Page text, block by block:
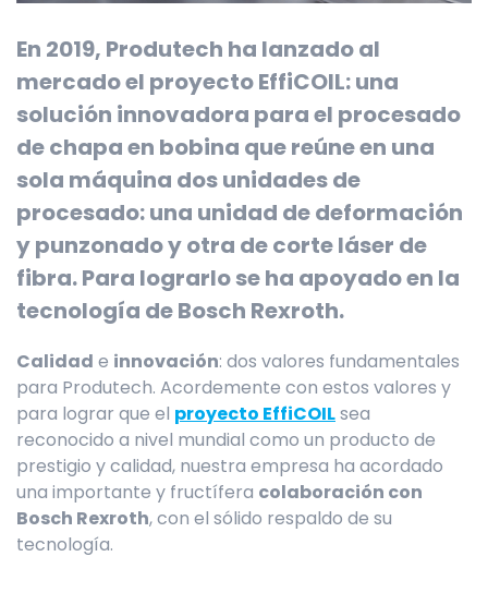
En 2019, Produtech ha lanzado al
mercado el proyecto EffiCOIL: una
solución innovadora para el procesado
de chapa en bobina que reúne en una
sola máquina dos unidades de
procesado: una unidad de deformación
y punzonado y otra de corte láser de
fibra. Para lograrlo se ha apoyado en la
tecnología de Bosch Rexroth.
Calidad e innovación: dos valores fundamentales
para Produtech. Acordemente con estos valores y
para lograr que el proyecto EffiCOILsea
reconocido a nivel mundial como un producto de
prestigio y calidad, nuestra empresa ha acordado
una importante y fructífera colaboración con
Bosch Rexroth, con el sólido respaldo de su
tecnología.